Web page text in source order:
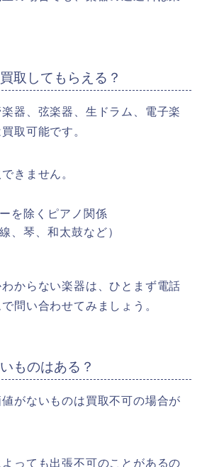
取してもらえる？
器、弦楽器、生ドラム、電子楽
取可能です。
きません。
を除くピアノ関係
、琴、和太鼓など）
からない楽器は、ひとまず電話
問い合わせてみましょう。
ものはある？
がないものは買取不可の場合が
っても出張不可のことがあるの